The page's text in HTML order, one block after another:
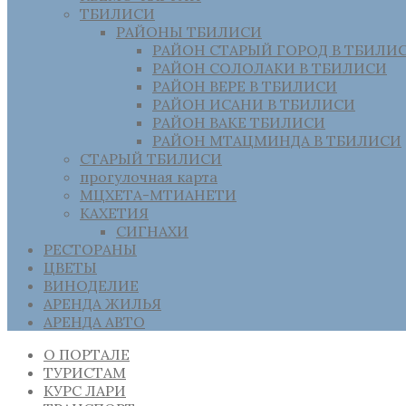
ТБИЛИСИ
РАЙОНЫ ТБИЛИСИ
РАЙОН СТАРЫЙ ГОРОД В
РАЙОН СОЛОЛАКИ В ТБИЛИСИ
РАЙОН ВЕРЕ В ТБИЛИСИ
РАЙОН ИСАНИ В ТБИЛИСИ
РАЙОН ВАКЕ ТБИЛИСИ
РАЙОН МТАЦМИНДА В ТБИЛИСИ
СТАРЫЙ ТБИЛИСИ
прогулочная карта
МЦХЕТА-МТИАНЕТИ
КАХЕТИЯ
СИГНАХИ
РЕСТОРАНЫ
ЦВЕТЫ
ВИНОДЕЛИЕ
АРЕНДА ЖИЛЬЯ
АРЕНДА АВТО
О ПОРТАЛЕ
ТУРИСТАМ
КУРС ЛАРИ